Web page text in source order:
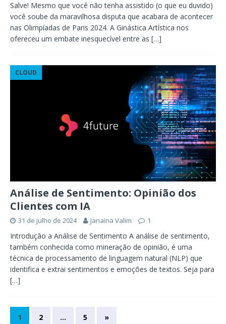
Salve! Mesmo que você não tenha assistido (o que eu duvido)
você soube da maravilhosa disputa que acabara de acontecer
nas Olimpíadas de Paris 2024. A Ginástica Artística nos
ofereceu um embate inesquecível entre as […]
CLOUD
Análise de Sentimento: Opinião dos
Clientes com IA
31 de julho de 2024 Janaina Valim 1
Introdução a Análise de Sentimento A análise de sentimento,
também conhecida como mineração de opinião, é uma
técnica de processamento de linguagem natural (NLP) que
identifica e extrai sentimentos e emoções de textos. Seja para
[…]
1 2 … 5 »